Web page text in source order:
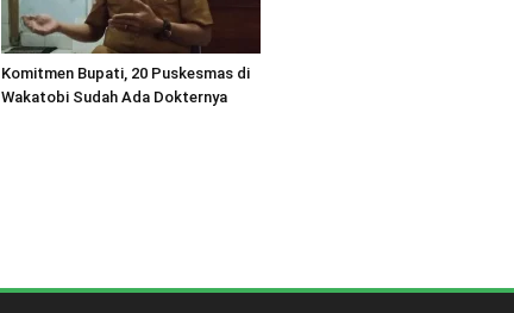
Komitmen Bupati, 20 Puskesmas di
Wakatobi Sudah Ada Dokternya